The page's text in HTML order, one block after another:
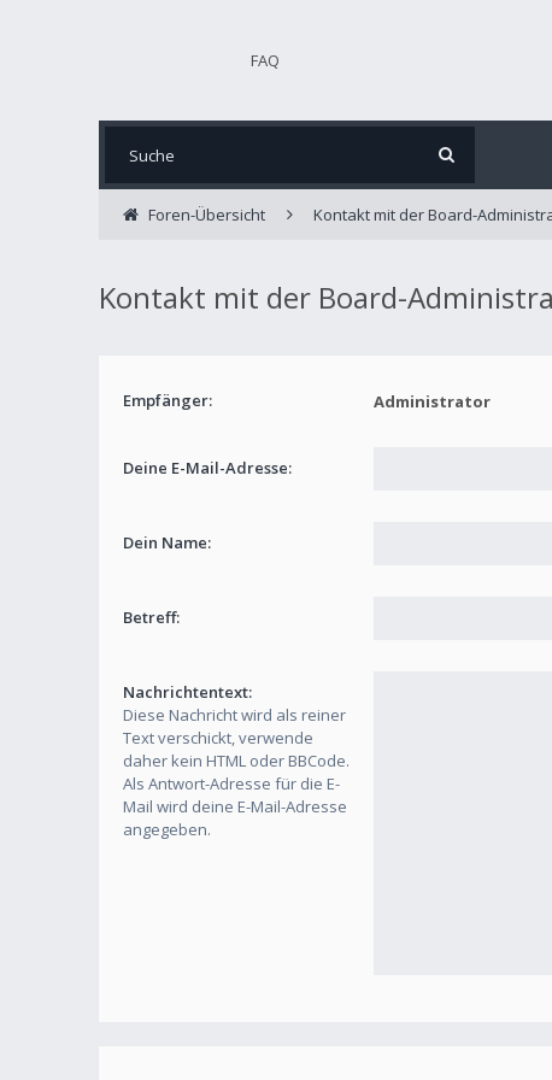
FAQ
Foren-Übersicht Kontakt mit der Board-
Kontakt mit der Board-
Empfänger: Administrator
Deine E-Mail-Adresse:
Dein Name:
Betreff:
Nachrichtentext:
Diese Nachricht wird als reiner
Text verschickt, verwende
daher kein HTML oder BBCode.
Als Antwort-Adresse für die E-
Mail wird deine E-Mail-Adresse
angegeben.